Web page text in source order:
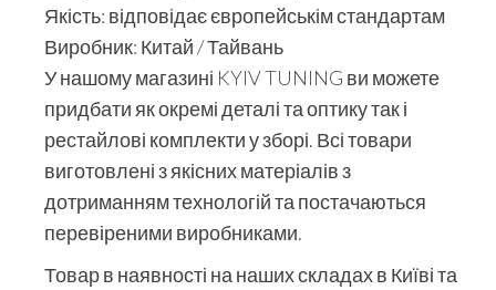
Якість: відповідає європейськім стандартам
Виробник: Китай / Тайвань
У нашому магазині KYIV TUNING ви можете
придбати як окремі деталі та оптику так і
рестайлові комплекти у зборі. Всі товари
виготовлені з якісних матеріалів з
дотриманням технологій та постачаються
перевіреними виробниками.
Товар в наявності на наших складах в Київі та